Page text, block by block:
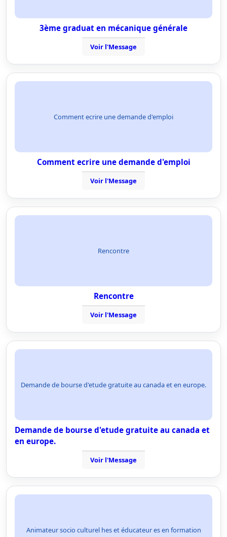
3ème graduat en mécanique générale
Voir l'Message
Comment ecrire une demande d'emploi
Comment ecrire une demande d'emploi
Voir l'Message
Rencontre
Rencontre
Voir l'Message
Demande de bourse d'etude gratuite au canada et en europe.
Demande de bourse d'etude gratuite au canada et
en europe.
Voir l'Message
Animateur socio culturel hes et éducateur es en formation